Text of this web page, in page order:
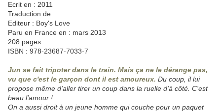
Ecrit en : 2011
Traduction de
Editeur : Boy's Love
Paru en France en : mars 2013
208 pages
ISBN : 978-23687-7033-7
Jun se fait tripoter dans le train. Mais ça ne le dérange pas,
vu que c'est le garçon dont il est amoureux. Du coup, il lui
propose même d'aller tirer un coup dans la ruelle d'à côté. C'est
beau l'amour !
On a aussi droit à un jeune homme qui couche pour un paquet